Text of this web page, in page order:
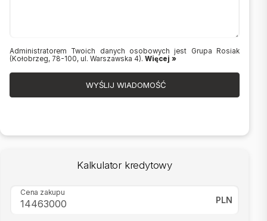
Administratorem Twoich danych osobowych jest Grupa Rosiak
(Kołobrzeg, 78-100, ul. Warszawska 4). Więcej »
WYŚLIJ WIADOMOŚĆ
Kalkulator kredytowy
Cena zakupu
PLN